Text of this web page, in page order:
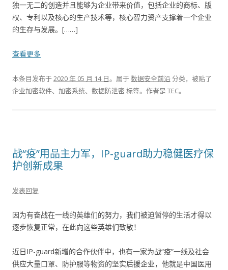
独一无二的创造并且能够为企业带来价值，包括企业的商标、版
权、专利以及核心的生产技术等，核心智力资产支撑着一个企业
的生存与发展。[……]
查看更多
本条目发布于2020 年 05 月 14 日。属于数据安全前沿分类，被贴了
企业加密软件、 加密系统、 数据防泄密标签。 作者是TEC。
战“疫”用品主力军，IP-guard助力稳健医疗保
护创新成果
发表回复
因为有奋战在一线的英雄们的努力，我们被迫暂停的生活才得以
逐步恢复正常，在此向这些英雄们致敬！
近日IP-guard新增的合作伙伴中，也有一家为战“疫”一线及社会
供应大量口罩、防护服等物资的坚实后援企业，他就是中国医用